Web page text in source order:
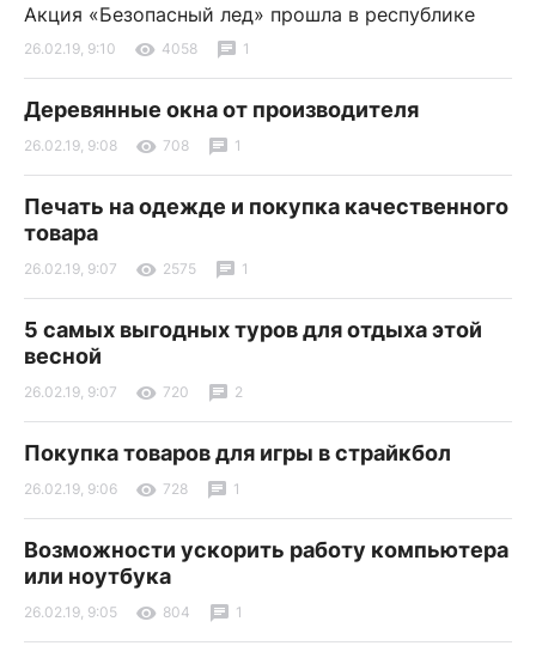
Акция «Безопасный лед» прошла в республике
26.02.19, 9:10 4058 1
Деревянные окна от производителя
26.02.19, 9:08 708 1
Печать на одежде и покупка качественного
товара
26.02.19, 9:07 2575 1
5 самых выгодных туров для отдыха этой
весной
26.02.19, 9:07 720 2
Покупка товаров для игры в страйкбол
26.02.19, 9:06 728 1
Возможности ускорить работу компьютера
или ноутбука
26.02.19, 9:05 804 1